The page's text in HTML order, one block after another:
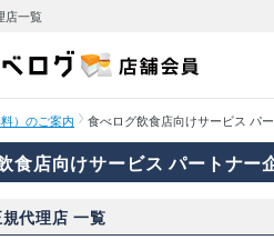
店一覧
）のご案内 食べログ飲食店向けサービス パ
食店向けサービス パートナー
代理店 一覧